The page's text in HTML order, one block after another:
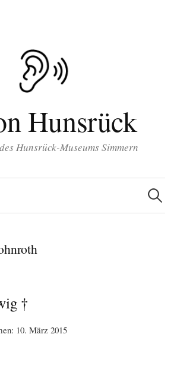
Hunsrück
Hunsrück-Museums Simmern
Suchen
nach:
†
10. März 2015